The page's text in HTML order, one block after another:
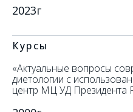
2023г
Курсы
«Актуальные вопросы
диетологии с
центр МЦ УД Президента